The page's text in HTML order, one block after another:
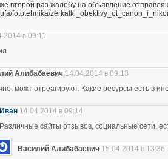
второй раз жалобу на объявление
ufa/fototehnika/
в 09:11
Алибабаевич 14.04.2014 в 09:13
можт отреагируют. Какие ресурсы есть в
Иван 14.04.2014 в 09:14
Различные сайты отзывов, социальные сети,
Василий Алибабаевич 15.04.2014 в 13:36